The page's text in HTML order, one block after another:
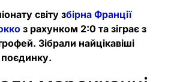
світу збірна Франції
з рахунком 2:0 та зіграє з
Зібрали найцікавіші
поєдинку.